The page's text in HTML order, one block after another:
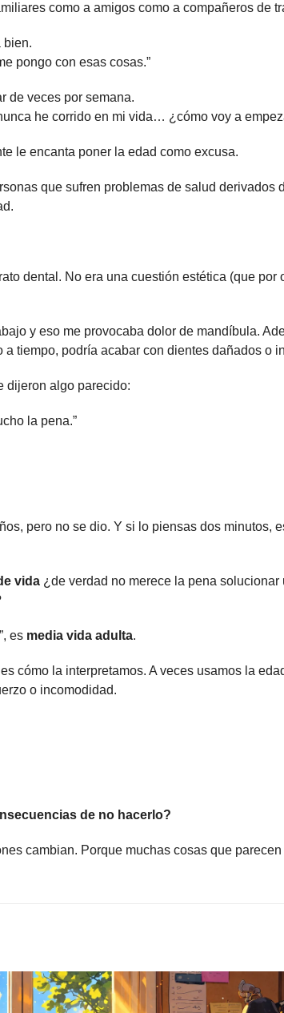
como a amigos como a compañeros de
bien.
pongo con esas cosas.”
de veces por semana.
he corrido en mi vida… ¿cómo voy a
le encanta poner la edad como excusa.
que sufren problemas de salud derivados
dental. No era una cuestión estética (que por
y eso me provocaba dolor de mandíbula.
tiempo, podría acabar con dientes dañados o
dijeron algo parecido:
la pena.”
pero no se dio. Y si lo piensas dos minutos,
vida ¿de verdad no merece la pena solucionar
es media vida adulta.
cómo la interpretamos. A veces usamos la
o incomodidad.
de no hacerlo?
cambian. Porque muchas cosas que parecen